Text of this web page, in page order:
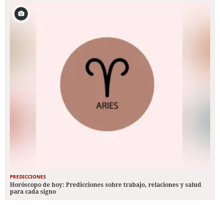
PREDICCIONES
Horóscopo de hoy: Predicciones sobre trabajo, relaciones y salud
para cada signo